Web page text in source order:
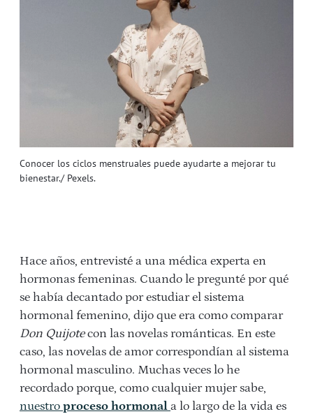
Conocer los ciclos menstruales puede ayudarte a mejorar tu
bienestar./ Pexels.
Hace años, entrevisté a una médica experta en
hormonas femeninas. Cuando le pregunté por qué
se había decantado por estudiar el sistema
hormonal femenino, dijo que era como comparar
Don Quijotecon las novelas románticas. En este
caso, las novelas de amor correspondían al sistema
hormonal masculino. Muchas veces lo he
recordado porque, como cualquier mujer sabe,
nuestro proceso hormonal a lo largo de la vida es